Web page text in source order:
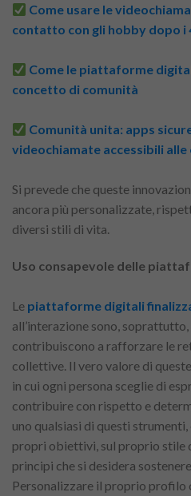
Come usare le
contatto con gli hobby dopo i
Come le piattaforme
concetto di comunità
Comunità unita: apps
videochiamate accessibili alle
Si prevede che queste
ancora più personalizzate,
diversi stili di vita.
Uso consapevole delle
Le piattaforme digitali
all’interazione sono,
contribuiscono a rafforzare le
collettive. Il vero valore di
in cui ogni persona sceglie di
contribuire con rispetto e
uno qualsiasi di questi
propri obiettivi, sul proprio stile
principi che si desidera
Personalizzare il proprio profilo